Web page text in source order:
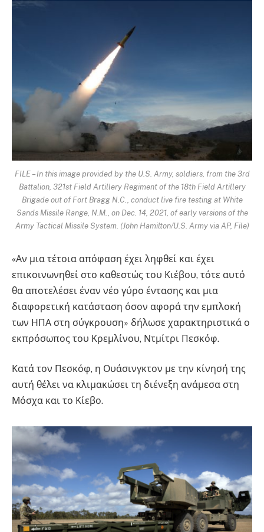
FILE – In this image provided by the U.S. Army, soldiers, from the 3rd
Battalion, 321st Field Artillery Regiment of the 18th Field Artillery
Brigade out of Fort Bragg N.C., conduct live fire testing at White
Sands Missile Range, N.M., on Dec. 14, 2021, of early versions of the
Army Tactical Missile System. (John Hamilton/U.S. Army via AP, File)
«Αν μια τέτοια απόφαση έχει ληφθεί και έχει
επικοινωνηθεί στο καθεστώς του Κιέβου, τότε αυτό
θα αποτελέσει έναν νέο γύρο έντασης και μια
διαφορετική κατάσταση όσον αφορά την εμπλοκή
των ΗΠΑ στη σύγκρουση» δήλωσε χαρακτηριστικά ο
εκπρόσωπος του Κρεμλίνου, Ντμίτρι Πεσκόφ.
Κατά τον Πεσκόφ, η Ουάσινγκτον με την κίνησή της
αυτή θέλει να κλιμακώσει τη διένεξη ανάμεσα στη
Μόσχα και το Κίεβο.